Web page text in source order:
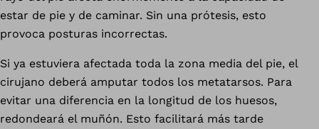
estar de pie y de caminar. Sin una prótesis, esto
provoca posturas incorrectas.
Si ya estuviera afectada toda la zona media del pie, el
cirujano deberá amputar todos los metatarsos. Para
evitar una diferencia en la longitud de los huesos,
redondeará el muñón. Esto facilitará más tarde